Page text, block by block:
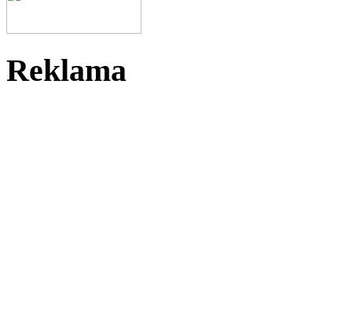
Reklama